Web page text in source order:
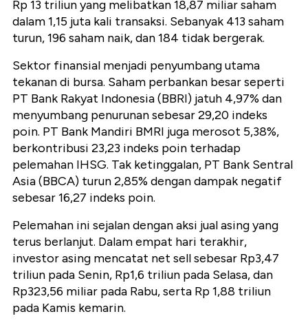
Rp 13 triliun yang melibatkan 18,87 miliar saham
dalam 1,15 juta kali transaksi. Sebanyak 413 saham
turun, 196 saham naik, dan 184 tidak bergerak.
Sektor finansial menjadi penyumbang utama
tekanan di bursa. Saham perbankan besar seperti
PT Bank Rakyat Indonesia (BBRI) jatuh 4,97% dan
menyumbang penurunan sebesar 29,20 indeks
poin. PT Bank Mandiri BMRI juga merosot 5,38%,
berkontribusi 23,23 indeks poin terhadap
pelemahan IHSG. Tak ketinggalan, PT Bank Sentral
Asia (BBCA) turun 2,85% dengan dampak negatif
sebesar 16,27 indeks poin.
Pelemahan ini sejalan dengan aksi jual asing yang
terus berlanjut. Dalam empat hari terakhir,
investor asing mencatat net sell sebesar Rp3,47
triliun pada Senin, Rp1,6 triliun pada Selasa, dan
Rp323,56 miliar pada Rabu, serta Rp 1,88 triliun
pada Kamis kemarin.